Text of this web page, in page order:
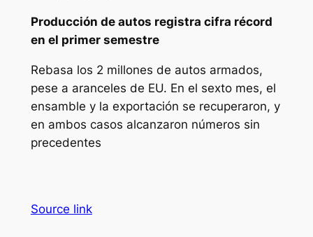
Producción de autos registra cifra récord
en el primer semestre
Rebasa los 2 millones de autos armados,
pese a aranceles de EU. En el sexto mes, el
ensamble y la exportación se recuperaron, y
en ambos casos alcanzaron números sin
precedentes
Source link